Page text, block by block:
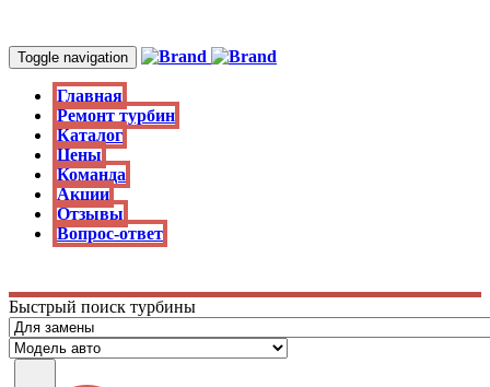
Toggle navigation
Главная
Ремонт турбин
Каталог
Цены
Команда
Акции
Отзывы
Вопрос-ответ
Быстрый поиск турбины